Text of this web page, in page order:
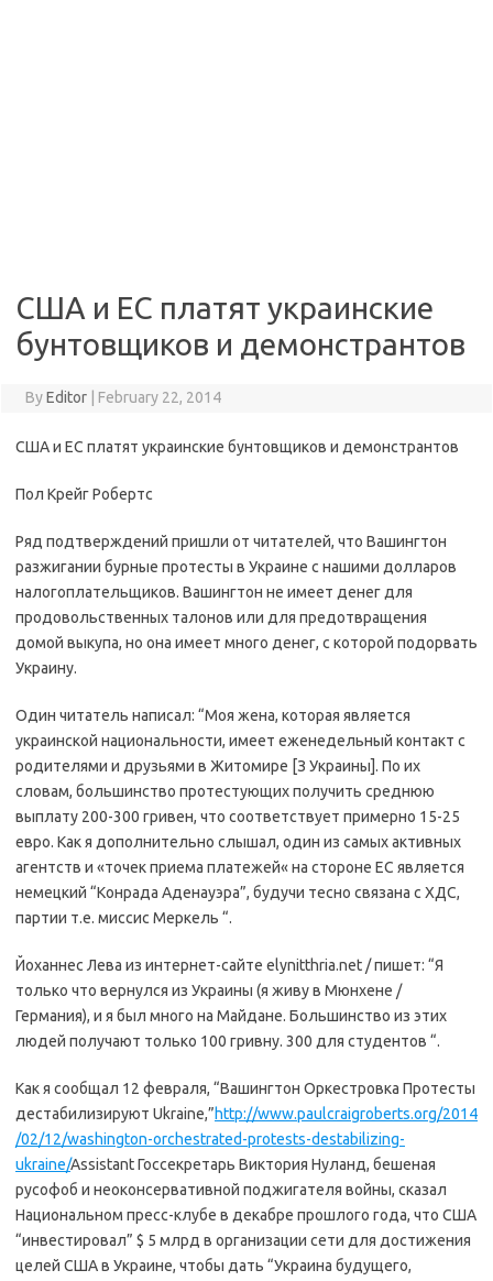
США и ЕС платят украинские
бунтовщиков и демонстрантов
ByEditor February 22, 2014
США и ЕС платят украинские бунтовщиков и демонстрантов
Пол Крейг Робертс
Ряд подтверждений пришли от читателей, что Вашингтон
разжигании бурные протесты в Украине с нашими долларов
налогоплательщиков. Вашингтон не имеет денег для
продовольственных талонов или для предотвращения
домой выкупа, но она имеет много денег, с которой подорвать
Украину.
Один читатель написал: “Моя жена, которая является
украинской национальности, имеет еженедельный контакт с
родителями и друзьями в Житомире [З Украины]. По их
словам, большинство протестующих получить среднюю
выплату 200-300 гривен, что соответствует примерно 15-25
евро. Как я дополнительно слышал, один из самых активных
агентств и «точек приема платежей« на стороне ЕС является
немецкий “Конрада Аденауэра”, будучи тесно связана с ХДС,
партии т.е. миссис Меркель “.
Йоханнес Лева из интернет-сайте elynitthria.net / пишет: “Я
только что вернулся из Украины (я живу в Мюнхене /
Германия), и я был много на Майдане. Большинство из этих
людей получают только 100 гривну. 300 для студентов “.
Как я сообщал 12 февраля, “Вашингтон Оркестровка Протесты
дестабилизируют Ukraine,”http://www.paulcraigroberts.org/2014
/02/12/washington-orchestrated-protests-destabilizing-
ukraine/Assistant Госсекретарь Виктория Нуланд, бешеная
русофоб и неоконсервативной поджигателя войны, сказал
Национальном пресс-клубе в декабре прошлого года, что США
“инвестировал” $ 5 млрд в организации сети для достижения
целей США в Украине, чтобы дать “Украина будущего,